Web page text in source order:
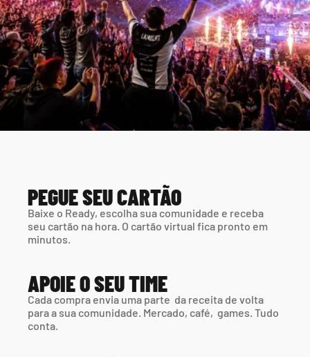
PEGUE SEU CARTÃO
Baixe o Ready, escolha sua comunidade e receba
seu cartão na hora. O cartão virtual fica pronto em
minutos.
APOIE O SEU TIME
Cada compra envia uma parte  da receita de volta
para a sua comunidade. Mercado, café,  games. Tudo
conta.